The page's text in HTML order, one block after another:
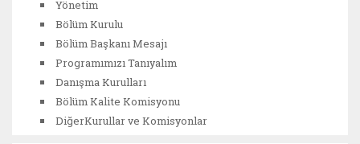
Yönetim
Bölüm Kurulu
Bölüm Başkanı Mesajı
Programımızı Tanıyalım
Danışma Kurulları
Bölüm Kalite Komisyonu
DiğerKurullar ve Komisyonlar